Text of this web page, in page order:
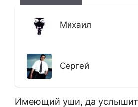
Михаил
Сергей
Имеющий уши, да услышит